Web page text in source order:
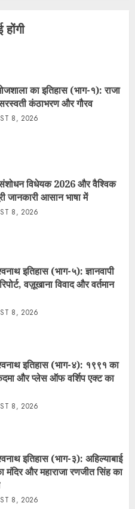
का इतिहास (भाग-१): राजा
कंठाभरण और गौरव
8, 2026
विधेयक 2026 और वैश्विक
जानकारी आसान भाषा में
8, 2026
इतिहास (भाग-५): ज्ञानवापी
वज़ूखाना विवाद और वर्तमान
8, 2026
इतिहास (भाग-४): १९९१ का
और प्लेस ऑफ वर्शिप एक्ट का
8, 2026
इतिहास (भाग-३): अहिल्याबाई
मंदिर और महाराजा रणजीत सिंह का
8, 2026